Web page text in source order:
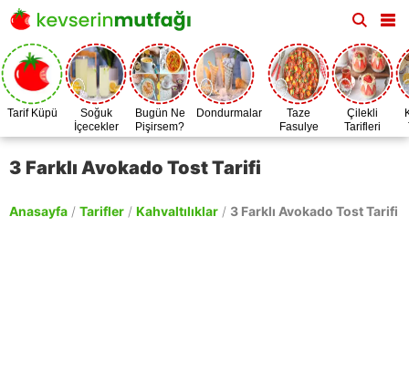
Tarif Küpü
Soğuk
İçecekler
Bugün Ne
Pişirsem?
Dondurmalar
Taze
Fasulye
Zamanı
Çilekli
Tarifleri
3 Farklı Avokado Tost Tarifi
Anasayfa / Tarifler / Kahvaltılıklar / 3 Farklı Avokado Tost Tarifi